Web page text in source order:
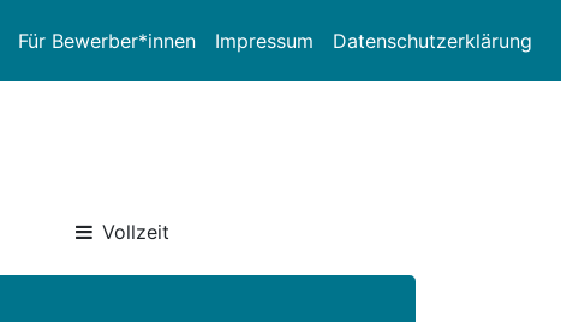
Für Bewerber*innen Impressum Datenschutzerklärung
Vollzeit